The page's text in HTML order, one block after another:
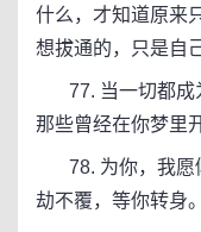
什么，才知道原来
想拔通的，只是自
77. 当一切都成
那些曾经在你梦里
78. 为你，我愿
劫不覆，等你转身。